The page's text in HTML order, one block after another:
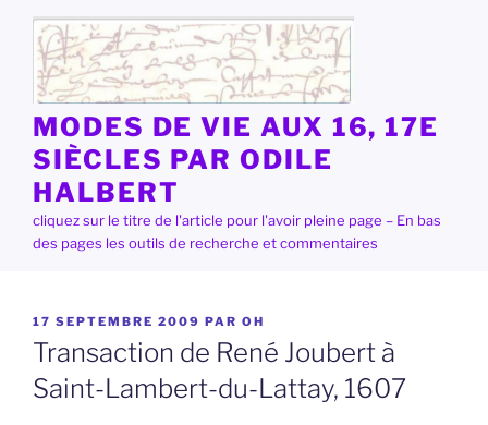
contenu
principal
MODES DE VIE AUX 16, 17E
SIÈCLES PAR ODILE
HALBERT
cliquez sur le titre de l'article pour l'avoir pleine page – En bas
des pages les outils de recherche et commentaires
PUBLIÉ
LE
17 SEPTEMBRE 2009 PAR OH
Transaction de René Joubert à
Saint-Lambert-du-Lattay, 1607